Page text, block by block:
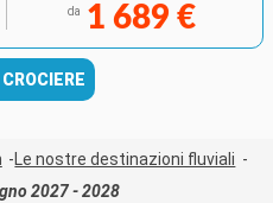
da 1 689 €
Le nostre destinazioni fluviali
2027 - 2028